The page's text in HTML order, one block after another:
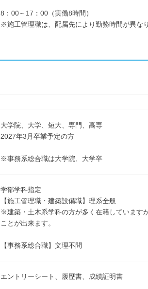
8：00～17：00（実働8時間）
※施工管理職は、配属先により勤務時間が異なり
大学院、大学、短大、専門、高専
2027年3月卒業予定の方
※事務系総合職は大学院、大学卒
学部学科指定
【施工管理職・建築設備職】理系全般
※建築・土木系学科の方が多く在籍しています
ことが出来ます。
【事務系総合職】文理不問
エントリーシート、履歴書、成績証明書